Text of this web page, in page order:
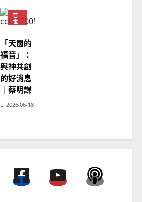
4
向穆斯林傳福音的可行策略
2025-02-20
5
普世宣教
差傳過來人的佳美見證｜歐
陽瑞萍
2025-02-20
2025-02-18
普
世
神
學
教
育
「天國的
福音」：
與神共創
的好消息
｜蔡明謀
2026-06-18